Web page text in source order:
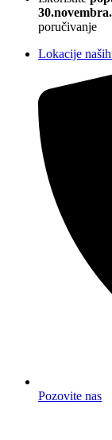
30.novembra.
poručivanje
Lokacije
Pozovite nas